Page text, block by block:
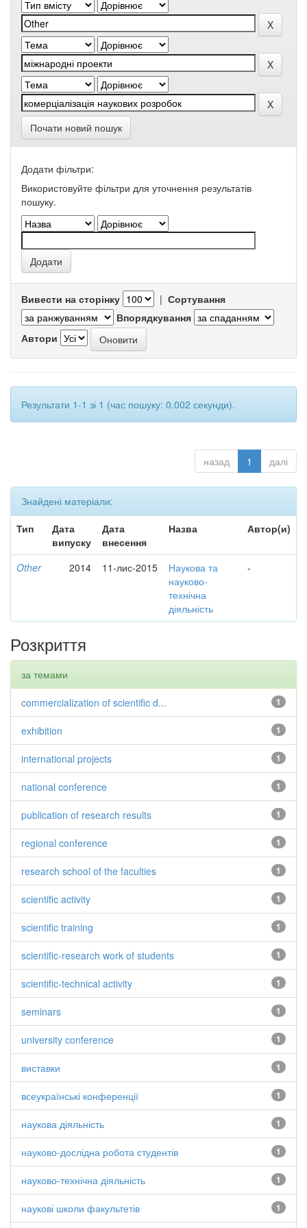
Почати новий пошук
Додати фільтри:
Використовуйте фільтри для уточнення результатів
пошуку.
Вивести на сторінку | Сортування
Впорядкування
Автори
Результати 1-1 зі 1 (час пошуку: 0.002 секунди).
назад 1 далі
Знайдені матеріали:
Тип
Дата
випуску
Дата
внесення
Назва Автор(и)
Other 2014 11-лис-2015
Наукова та
науково-
технічна
діяльність
-
Розкриття
за темами
1
commercialization of scientific d...
1
exhibition
1
international projects
1
national conference
1
publication of research results
1
regional conference
1
research school of the faculties
1
scientific activity
1
scientific training
1
scientific-research work of students
1
scientific-technical activity
1
seminars
1
university conference
1
виставки
1
всеукраїнські конференції
1
наукова діяльність
1
науково-дослідна робота студентів
1
науково-технічна діяльність
1
наукові школи факультетів